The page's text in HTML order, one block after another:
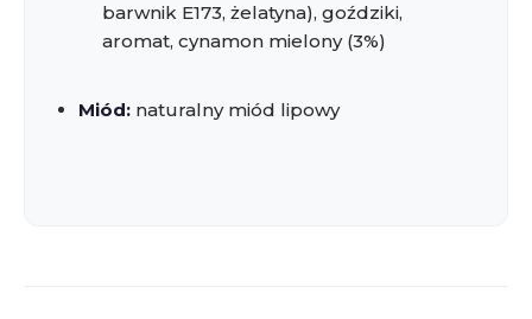
barwnik E173, żelatyna), goździki,
aromat, cynamon mielony (3%)
Miód: naturalny miód lipowy